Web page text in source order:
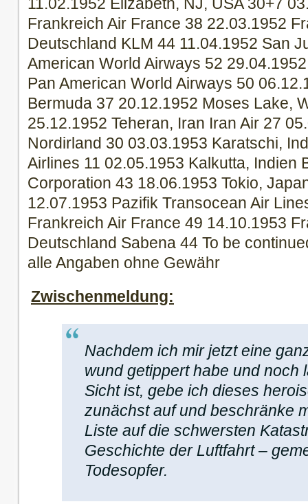
Frankreich Air France 38 22.03.1952
Deutschland KLM 44 11.04.1952 San
American World Airways 52
Pan American World Airways 50
Bermuda 37 20.12.1952 Moses Lake,
25.12.1952 Teheran, Iran Iran Air 27
Nordirland 30 03.03.1953 Karatschi,
Airlines 11 02.05.1953 Kalkutta, Indien
Corporation 43 18.06.1953 Tokio,
12.07.1953 Pazifik Transocean Air
Frankreich Air France 49 14.10.1953
Deutschland Sabena 44 To be
alle Angaben ohne Gewähr
Zwischenmeldung:
Nachdem ich mir jetzt eine
wund getippert habe und noch
Sicht ist, gebe ich dieses
zunächst auf und beschränke
Liste auf die schwersten
Geschichte der Luftfahrt –
Todesopfer.